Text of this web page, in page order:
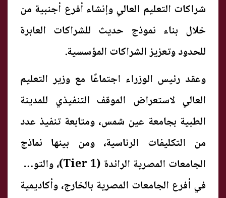
شراكات التعليم العالي وإنشاء أفرع أجنبية من
خلال بناء نموذج حديث للشراكات العابرة
للحدود وتعزيز الشراكات المؤسسية.
وعقد رئيس الوزراء اجتماعًا مع وزير التعليم
العالي لاستعراض الموقف التنفيذي للمدينة
الطبية بجامعة عين شمس، ومتابعة تنفيذ عدد
من التكليفات الرئاسية، ومن بينها نماذج
الجامعات المصرية الرائدة (Tier 1)، والتوسع
في أفرع الجامعات المصرية بالخارج، وأكاديمية